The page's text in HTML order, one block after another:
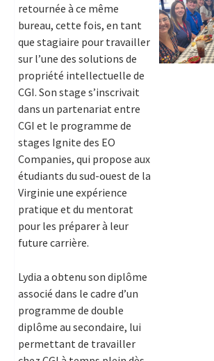
retournée à ce même
bureau, cette fois, en tant
que stagiaire pour travailler
sur l’une des solutions de
propriété intellectuelle de
CGI. Son stage s’inscrivait
dans un partenariat entre
CGI et le programme de
stages Ignite des EO
Companies, qui propose aux
étudiants du sud-ouest de la
Virginie une expérience
pratique et du mentorat
pour les préparer à leur
future carrière.
Lydia a obtenu son diplôme
associé dans le cadre d’un
programme de double
diplôme au secondaire, lui
permettant de travailler